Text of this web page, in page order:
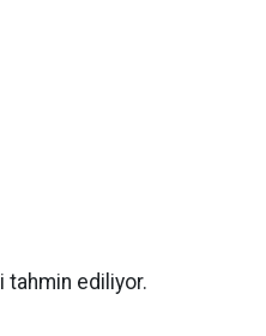
tahmin ediliyor.